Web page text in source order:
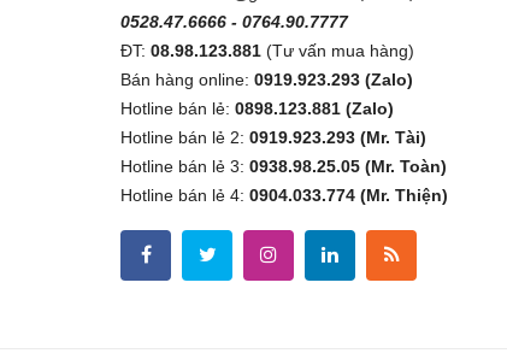
0528.47.6666 - 0764.90.7777
ĐT: 08.98.123.881 (Tư vấn mua hàng)
Bán hàng online: 0919.923.293 (Zalo)
Hotline bán lẻ: 0898.123.881 (Zalo)
Hotline bán lẻ 2: 0919.923.293 (Mr. Tài)
Hotline bán lẻ 3: 0938.98.25.05 (Mr. Toàn)
Hotline bán lẻ 4: 0904.033.774 (Mr. Thiện)